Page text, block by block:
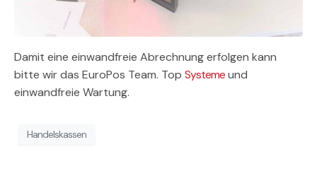
Damit eine einwandfreie Abrechnung erfolgen kann
bitte wir das EuroPos Team. Top Systemeund
einwandfreie Wartung.
Handelskassen